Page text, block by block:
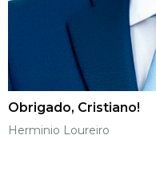
Obrigado, Cristiano!
Herminio Loureiro